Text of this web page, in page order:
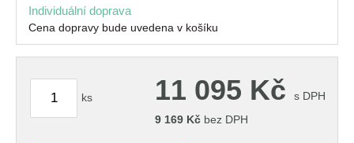
Individuální doprava
Cena dopravy bude uvedena v košíku
ks 11 095 Kč
s DPH
9 169 Kč bez DPH